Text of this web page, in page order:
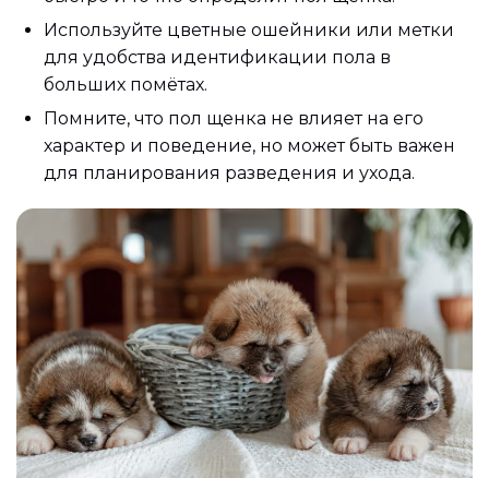
Используйте цветные ошейники или метки
для удобства идентификации пола в
больших помётах.
Помните, что пол щенка не влияет на его
характер и поведение, но может быть важен
для планирования разведения и ухода.